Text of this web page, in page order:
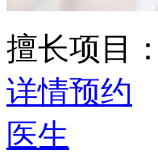
擅长项目：
详情预约
医生